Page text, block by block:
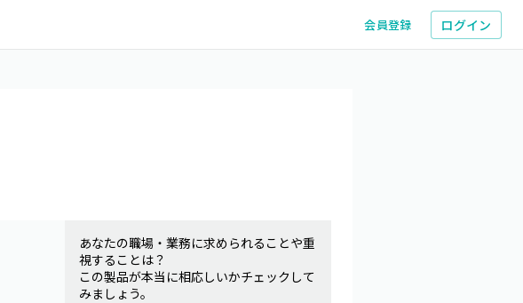
会員登録 ログイン
あなたの職場・業務に求められることや重
視することは？
この製品が本当に相応しいかチェックして
みましょう。